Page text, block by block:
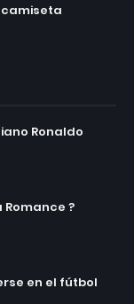
camiseta
Ronaldo
Romance ?
en el fútbol